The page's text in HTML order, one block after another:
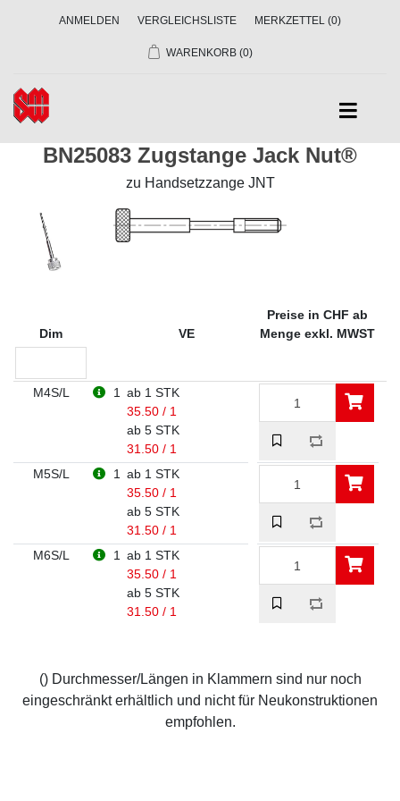
ANMELDEN VERGLEICHSLISTE MERKZETTEL (0)
WARENKORB (0)
BN25083 Zugstange Jack Nut®
zu Handsetzzange JNT
Dim VE
Preise in CHF ab
Menge exkl. MWST
M4S/L 1
ab 1 STK
35.50 / 1
ab 5 STK
31.50 / 1
M5S/L
1
ab 1 STK
35.50 / 1
ab 5 STK
31.50 / 1
M6S/L
1
ab 1 STK
35.50 / 1
ab 5 STK
31.50 / 1
() Durchmesser/Längen in Klammern sind nur noch
eingeschränkt erhältlich und nicht für Neukonstruktionen
empfohlen.